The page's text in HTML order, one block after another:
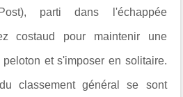
parti dans l'échappée
costaud pour maintenir une
et s'imposer en solitaire.
classement général se sont